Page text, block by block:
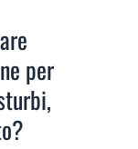
per